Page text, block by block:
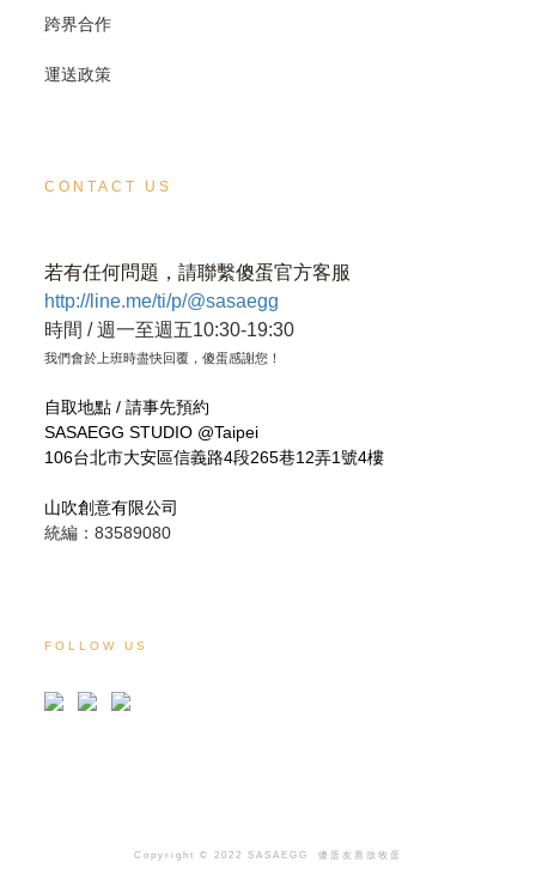
跨界合作
運送政策
CONTACT US
若有任何問題，請聯繫傻蛋官方客服
http://line.me/ti/p/@sasaegg
時間 / 週一至週五10:30-19:30
我們會於上班時盡快回覆，傻蛋感謝您！
自取地點 / 請事先預約
SASAEGG STUDIO @Taipei
106台北市大安區信義路4段265巷12弄1號4樓
山吹創意有限公司
統編：83589080
FOLLOW US
Copyright © 2022 SASAEGG 傻蛋友善放牧蛋